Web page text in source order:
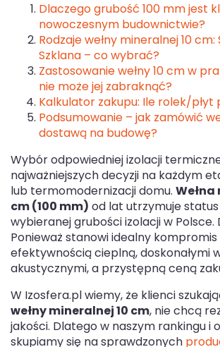
Dlaczego grubość 100 mm jest
nowoczesnym budownictwie?
Rodzaje wełny mineralnej 10
Szklana – co wybrać?
Zastosowanie wełny 10 cm w
nie może jej zabraknąć?
Kalkulator zakupu: Ile rolek/płyt
Podsumowanie – jak zamówić
dostawą na budowę?
Wybór odpowiedniej izolacji
najważniejszych decyzji na każdym
lub termomodernizacji domu. Wełna
cm (100 mm) od lat utrzymuje
wybieranej grubości izolacji w Polsce.
Ponieważ stanowi idealny
efektywnością cieplną, doskonałymi
akustycznymi, a przystępną ceną
W Izosfera.pl wiemy, że klienci
wełny mineralnej 10 cm, nie chcą
jakości. Dlatego w naszym rankingu i
skupiamy się na sprawdzonych